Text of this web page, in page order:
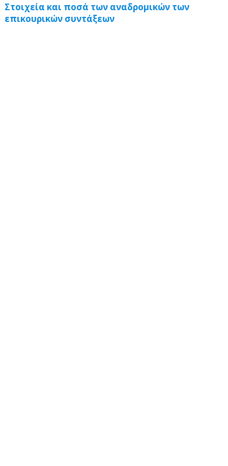
Στοιχεία και ποσά των αναδρομικών των
επικουρικών συντάξεων